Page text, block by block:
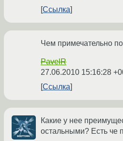
Ссылка
Чем примечательно
PavelR
27.06.2010 15:16:28
Ссылка
Какие у нее
остальными? Есть че